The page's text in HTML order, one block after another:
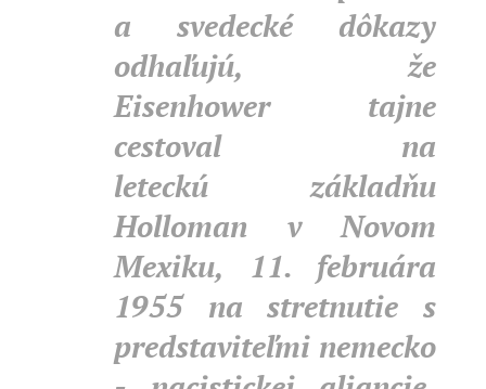
a svedecké dôkazy
odhaľujú, že
Eisenhower tajne
cestoval na
leteckú základňu
Holloman v Novom
Mexiku, 11. februára
1955 na stretnutie s
predstaviteľmi nemecko